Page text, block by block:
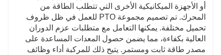
أو الأجهزة الميكانيكية الأخرى التي تتطلب الطاقة من
المحرك. تم تصميم مجموعة PTO للعمل في ظل ظروف
تحميل مختلفة. يمكنها التعامل مع متطلبات عزم الدوران
العالية بكفاءة، مما يضمن حصول المعدات المساعدة على
مصدر طاقة ثابت ومستمر. يتيح ذلك للمركبة أداء وظائف